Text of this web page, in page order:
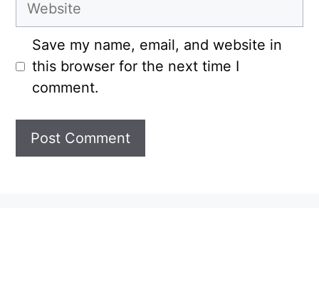
Save my name, email, and website in
this browser for the next time I
comment.